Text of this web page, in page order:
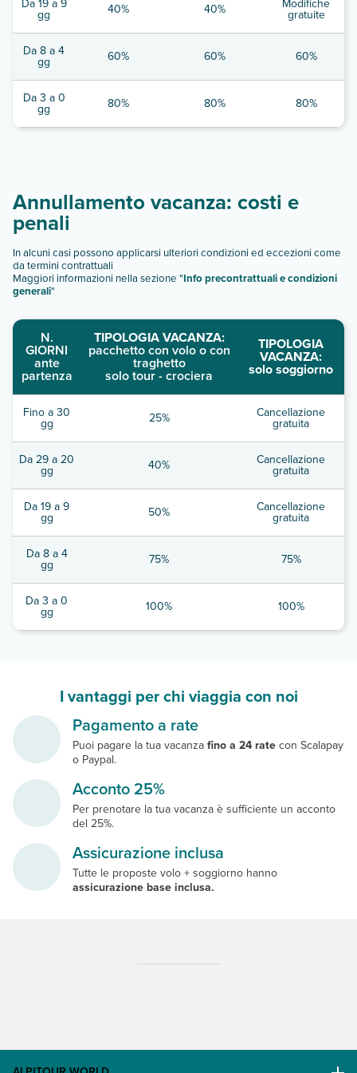
Da 19 a 9
gg 40% 40% Modifiche
gratuite
Da 8 a 4
gg 60% 60% 60%
Da 3 a 0
gg 80% 80% 80%
Annullamento vacanza: costi e
penali
In alcuni casi possono applicarsi ulteriori condizioni ed eccezioni come
da termini contrattuali
Maggiori informazioni nella sezione "Info precontrattuali e condizioni
generali"
N.
GIORNI
ante
partenza
TIPOLOGIA VACANZA:
pacchetto con volo o con
traghetto
solo tour - crociera
TIPOLOGIA
VACANZA:
solo soggiorno
Fino a 30
gg 25% Cancellazione
gratuita
Da 29 a 20
gg 40% Cancellazione
gratuita
Da 19 a 9
gg 50% Cancellazione
gratuita
Da 8 a 4
gg 75% 75%
Da 3 a 0
gg 100% 100%
I vantaggi per chi viaggia con noi
Pagamento a rate
Puoi pagare la tua vacanzafino a 24 ratecon Scalapay
o Paypal.
Acconto 25%
Per prenotare la tua vacanza è sufficiente un acconto
del 25%.
Assicurazione inclusa
Tutte le proposte volo + soggiorno hanno
assicurazione base inclusa.